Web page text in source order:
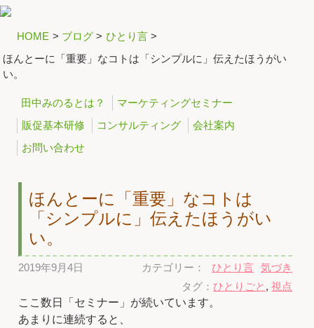
HOME > ブログ > ひとり言 >
ほんとーに「重要」なコトは「シンプルに」伝えたほうがい
い。
田中みのるとは？
マーケティングセミナー
販促基本研修
コンサルティング
会社案内
お問い合わせ
ほんとーに「重要」なコトは
「シンプルに」伝えたほうがい
い。
2019年9月4日 カテゴリー： ひとり言
気づき
タグ：ひとりごと ,視点
ここ数日「セミナー」が続いています。
あまりに連続すると、